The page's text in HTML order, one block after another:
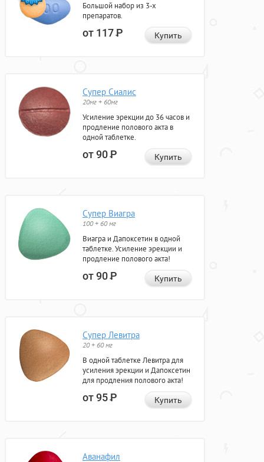
Большой набор из 3-х
препаратов.
от 117Р Купить
Супер Сиалис
20мг + 60мг
Усиление эрекции до 36 часов и
продление полового акта в
одной таблетке.
от 90Р Купить
Супер Виагра
100 + 60 мг
Виагра и Дапоксетин в одной
таблетке. Усиление эрекции и
продление полового акта!
от 90Р Купить
Супер Левитра
20 + 60 мг
В одной таблетке Левитра для
усиления эрекции и Дапоксетин
для продления полового акта!
от 95Р Купить
Аванафил